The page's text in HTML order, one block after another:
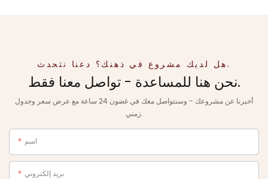
هل لديك مشروع في ذهنك؟ دعنا نتحدث.
نحن هنا للمساعدة - تواصل معنا فقط.
أخبرنا عن مشروعك - وسنتواصل معك في غضون 24 ساعة مع عرض سعر وجدول
زمني.
اسم
بريد إلكتروني